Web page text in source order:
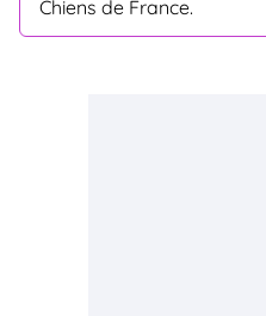
Chiens de France.